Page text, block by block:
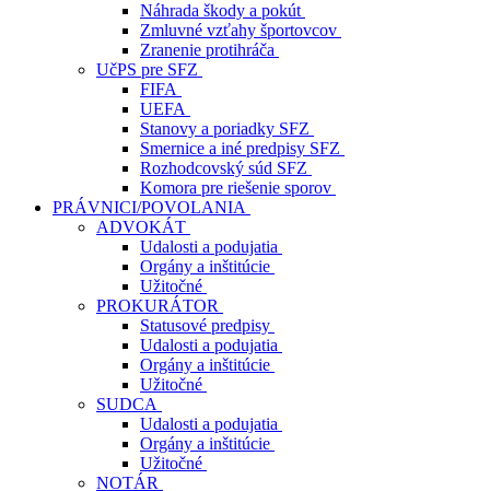
Náhrada škody a pokút
Zmluvné vzťahy športovcov
Zranenie protihráča
UčPS pre SFZ
FIFA
UEFA
Stanovy a poriadky SFZ
Smernice a iné predpisy SFZ
Rozhodcovský súd SFZ
Komora pre riešenie sporov
PRÁVNICI/POVOLANIA
ADVOKÁT
Udalosti a podujatia
Orgány a inštitúcie
Užitočné
PROKURÁTOR
Statusové predpisy
Udalosti a podujatia
Orgány a inštitúcie
Užitočné
SUDCA
Udalosti a podujatia
Orgány a inštitúcie
Užitočné
NOTÁR